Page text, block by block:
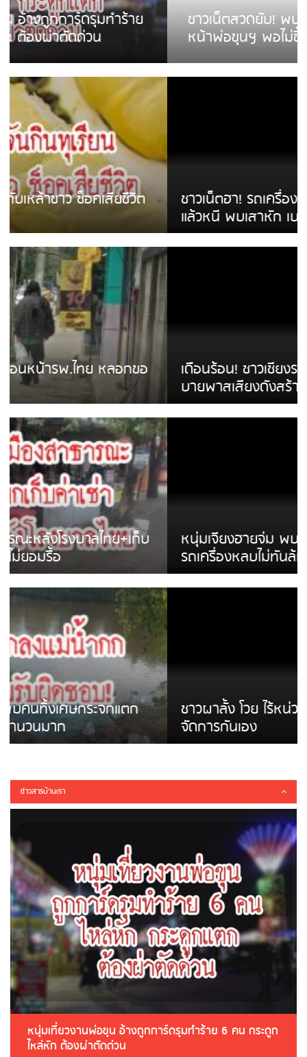
ชาวเน็ตสวดยับ! พบพม่าเร่ขายพวงมาลัย
หน้าพ่อขุนฯ พอไม่ซื้อเดินตาม
ชาวเน็ตฮา! รถเครื่องแม่สายชนป้ายร้านโลงศพ
แล้วหนี พบเสาหัก เบรคหัก หวิดได้ใช้บริการ
เดือนร้อน! ชาวเชียงรายบ่นรถ Isuzu สีขาวซิ่ง
บายพาสเสียงดังสร้างความรำคาญ
หนุ่มเจียงฮายจ่ม พบถังน้ำดื่มตกกลางถนน
รถเครื่องหลบไม่ทันล้มบาดเจ็บ
ชาวผาลั้ง โวย ไร้หน่วยงานดูแล ดินสไลด์ ต้อง
จัดการกันเอง
ข่าวสารบ้านเรา
หนุ่มเที่ยวงานพ่อขุน อ้างถูกการ์ดรุมทำร้าย 6 คน กระดูก
ไหล่หัก ต้องผ่าตัดด่วน